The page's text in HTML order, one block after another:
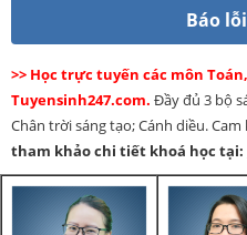
Báo
>> Học trực tuyến các môn
Tuyensinh247.com. Đầy đủ 3 bộ
Chân trời sáng tạo; Cánh diều.
tham khảo chi tiết khoá học tại: